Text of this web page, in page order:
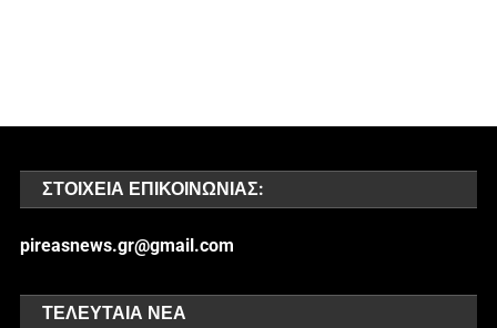
ΣΤΟΙΧΕΊΑ ΕΠΙΚΟΙΝΩΝΊΑΣ:
pireasnews.gr@gmail.com
ΤΕΛΕΥΤΑΊΑ ΝΈΑ